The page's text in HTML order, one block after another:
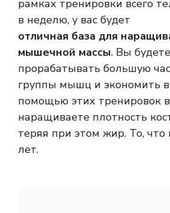
рамках тренировки всего
в неделю, у вас будет
отличная база для
мышечной массы. Вы
прорабатывать большую
группы мышц и экономить
помощью этих тренировок
наращиваете плотность
теряя при этом жир. То, что
лет.